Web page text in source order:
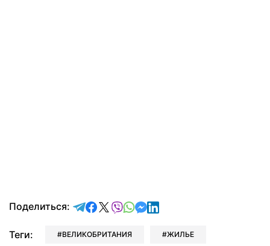
Поделиться: отправить в Telegram
поделиться в Facebook
поделиться в X
отправить в Viber
отправить в Whatsapp
отправить в Messenger
отправить в LinkedIn
Теги: ВЕЛИКОБРИТАНИЯ ЖИЛЬЕ